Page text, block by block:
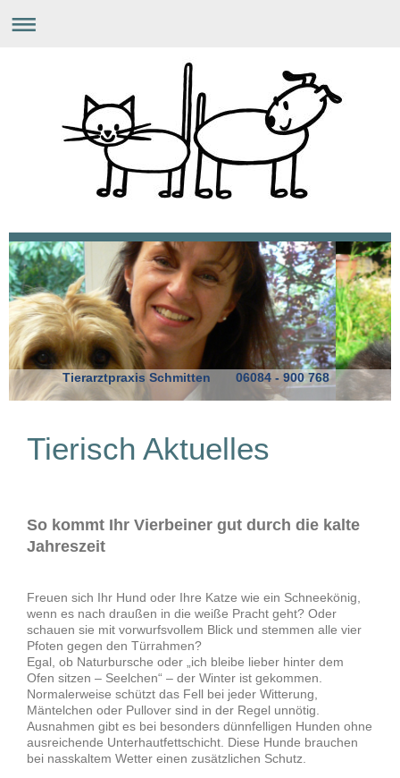
Tierarztpraxis Schmitten 06084 - 900 768
Tierisch Aktuelles
So kommt Ihr Vierbeiner gut durch die kalte
Jahreszeit
Freuen sich Ihr Hund oder Ihre Katze wie ein Schneekönig,
wenn es nach draußen in die weiße Pracht geht? Oder
schauen sie mit vorwurfsvollem Blick und stemmen alle vier
Pfoten gegen den Türrahmen?
Egal, ob Naturbursche oder „ich bleibe lieber hinter dem
Ofen sitzen – Seelchen“ – der Winter ist gekommen.
Normalerweise schützt das Fell bei jeder Witterung,
Mäntelchen oder Pullover sind in der Regel unnötig.
Ausnahmen gibt es bei besonders dünnfelligen Hunden ohne
ausreichende Unterhautfettschicht. Diese Hunde brauchen
bei nasskaltem Wetter einen zusätzlichen Schutz.